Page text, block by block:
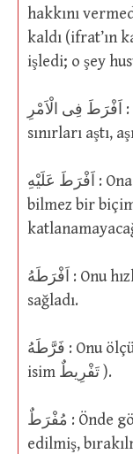
hakkını
kaldı (ifrat’ın
işledi; o şey
اَفْرَطَ فِى الْاَمْرِ : İşte makul veya meşru veya adil
sınırları aştı,
اَفْرَطَ عَلَيْهِ : Ona karşı küstahça veya haddini
bilmez bir
اَفْرَطَهُ : Onu hızlandırdı ya da hızlanmasını
sağladı.
فَرَّطَهُ : Onu ölçüsüz bir biçimde methetti, (mastar
isim تَفْرِيطٌ ).
مُفْرَطٌ : Önde gönderilmiş; hızlandırılmış; ihmal
edilmiş,